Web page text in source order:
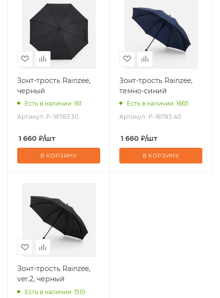
Зонт-трость Rainzee,
черный
Есть в наличии: 161
Артикул: P-18783.30
1 660 ₽/шт
В КОРЗИНУ
Зонт-трость Rainzee,
темно-синий
Есть в наличии: 1665
Артикул: P-18783.40
1 660 ₽/шт
В КОРЗИНУ
Зонт-трость Rainzee,
ver.2, черный
Есть в наличии: 1510